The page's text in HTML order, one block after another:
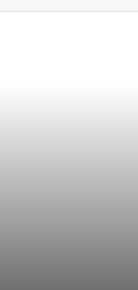
الكويت: دليل